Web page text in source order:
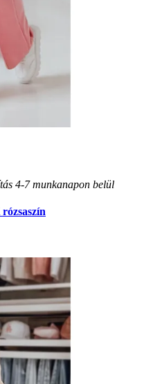
4-7 munkanapon belül